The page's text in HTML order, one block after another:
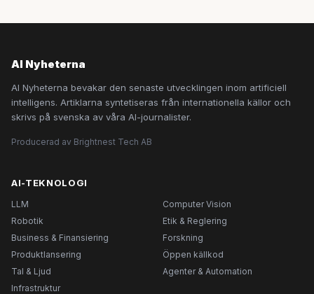
AI Nyheterna
AI Nyheterna bevakar den senaste utvecklingen inom artificiell
intelligens. Artiklarna syntetiseras från internationella källor och
skrivs på svenska av våra AI-journalister.
Producerad av Brightnest Tech AB
AI-TEKNOLOGI
LLM
Computer Vision
Robotik
Etik & Reglering
Business & Finansiering
Forskning
Produktlansering
Öppen källkod
Tal & Ljud
Agenter & Automation
Infrastruktur